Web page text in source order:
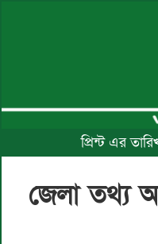
প্রিন্ট এর
জেলা তথ্য